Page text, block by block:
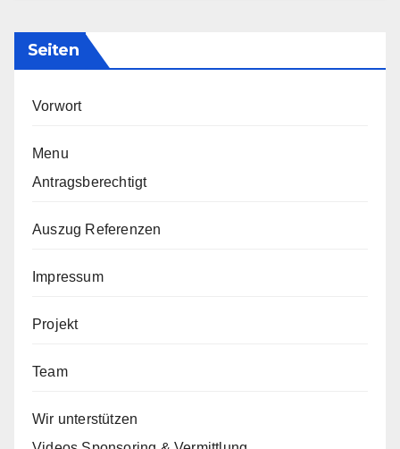
Seiten
Vorwort
Menu
Antragsberechtigt
Auszug Referenzen
Impressum
Projekt
Team
Wir unterstützen